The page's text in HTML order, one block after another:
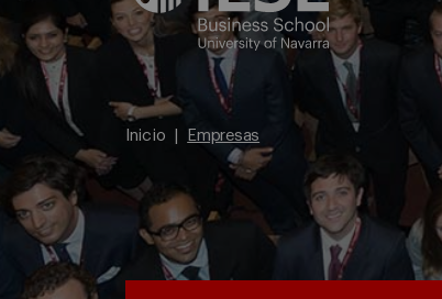
Inicio Empresas